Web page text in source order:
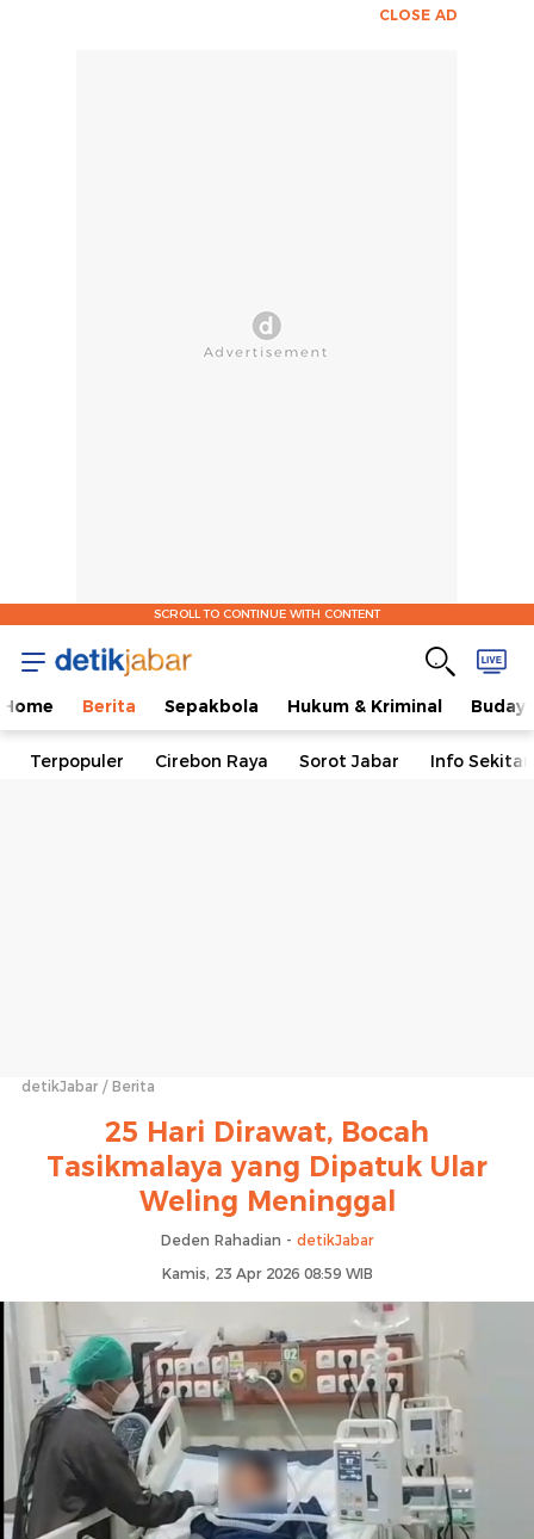
CLOSE AD
SCROLL TO CONTINUE WITH CONTENT
Home Berita Sepakbola Hukum & Kriminal
Terpopuler Cirebon Raya Sorot Jabar Info
detikJabar Berita
25 Hari Dirawat, Bocah
Tasikmalaya yang Dipatuk Ular
Weling Meninggal
Deden Rahadian - detikJabar
Kamis, 23 Apr 2026 08:59 WIB